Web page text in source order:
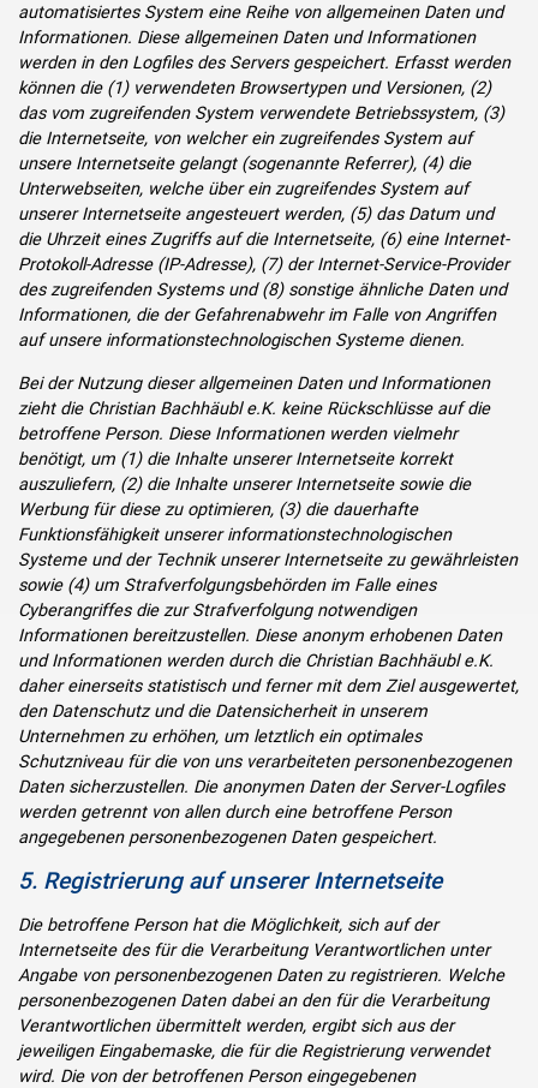
automatisiertes System eine Reihe von allgemeinen Daten und
Informationen. Diese allgemeinen Daten und Informationen
werden in den Logfiles des Servers gespeichert. Erfasst werden
können die (1) verwendeten Browsertypen und Versionen, (2)
das vom zugreifenden System verwendete Betriebssystem, (3)
die Internetseite, von welcher ein zugreifendes System auf
unsere Internetseite gelangt (sogenannte Referrer), (4) die
Unterwebseiten, welche über ein zugreifendes System auf
unserer Internetseite angesteuert werden, (5) das Datum und
die Uhrzeit eines Zugriffs auf die Internetseite, (6) eine Internet-
Protokoll-Adresse (IP-Adresse), (7) der Internet-Service-Provider
des zugreifenden Systems und (8) sonstige ähnliche Daten und
Informationen, die der Gefahrenabwehr im Falle von Angriffen
auf unsere informationstechnologischen Systeme dienen.
Bei der Nutzung dieser allgemeinen Daten und Informationen
zieht die Christian Bachhäubl e.K. keine Rückschlüsse auf die
betroffene Person. Diese Informationen werden vielmehr
benötigt, um (1) die Inhalte unserer Internetseite korrekt
auszuliefern, (2) die Inhalte unserer Internetseite sowie die
Werbung für diese zu optimieren, (3) die dauerhafte
Funktionsfähigkeit unserer informationstechnologischen
Systeme und der Technik unserer Internetseite zu gewährleisten
sowie (4) um Strafverfolgungsbehörden im Falle eines
Cyberangriffes die zur Strafverfolgung notwendigen
Informationen bereitzustellen. Diese anonym erhobenen Daten
und Informationen werden durch die Christian Bachhäubl e.K.
daher einerseits statistisch und ferner mit dem Ziel ausgewertet,
den Datenschutz und die Datensicherheit in unserem
Unternehmen zu erhöhen, um letztlich ein optimales
Schutzniveau für die von uns verarbeiteten personenbezogenen
Daten sicherzustellen. Die anonymen Daten der Server-Logfiles
werden getrennt von allen durch eine betroffene Person
angegebenen personenbezogenen Daten gespeichert.
5. Registrierung auf unserer Internetseite
Die betroffene Person hat die Möglichkeit, sich auf der
Internetseite des für die Verarbeitung Verantwortlichen unter
Angabe von personenbezogenen Daten zu registrieren. Welche
personenbezogenen Daten dabei an den für die Verarbeitung
Verantwortlichen übermittelt werden, ergibt sich aus der
jeweiligen Eingabemaske, die für die Registrierung verwendet
wird. Die von der betroffenen Person eingegebenen